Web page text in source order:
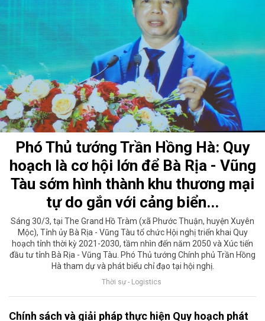
Phó Thủ tướng Trần Hồng Hà: Quy
hoạch là cơ hội lớn để Bà Rịa - Vũng
Tàu sớm hình thành khu thương mại
tự do gắn với cảng biển...
Sáng 30/3, tại The Grand Hồ Tràm (xã Phước Thuận, huyện Xuyên
Mộc), Tỉnh ủy Bà Rịa - Vũng Tàu tổ chức Hội nghị triển khai Quy
hoạch tỉnh thời kỳ 2021-2030, tầm nhìn đến năm 2050 và Xúc tiến
đầu tư tỉnh Bà Rịa - Vũng Tàu. Phó Thủ tướng Chính phủ Trần Hồng
Hà tham dự và phát biểu chỉ đạo tại hội nghị.
Thời sự - Logistics
Chính sách và giải pháp thực hiện Quy hoạch phát